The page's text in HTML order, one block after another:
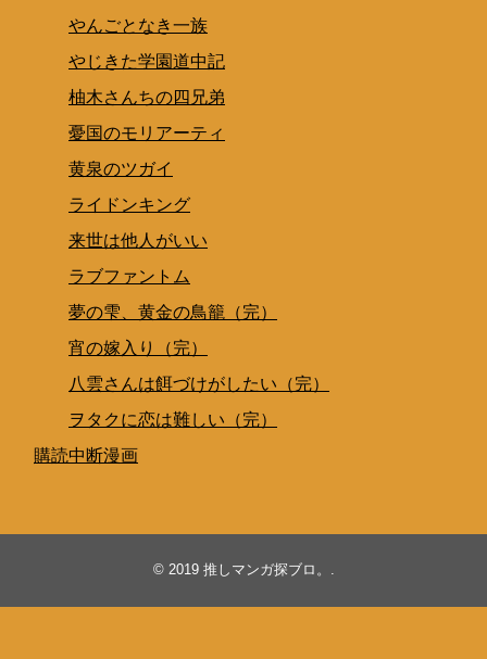
やんごとなき一族
やじきた学園道中記
柚木さんちの四兄弟
憂国のモリアーティ
黄泉のツガイ
ライドンキング
来世は他人がいい
ラブファントム
夢の雫、黄金の鳥籠（完）
宵の嫁入り（完）
八雲さんは餌づけがしたい（完）
ヲタクに恋は難しい（完）
購読中断漫画
© 2019 推しマンガ探ブロ。